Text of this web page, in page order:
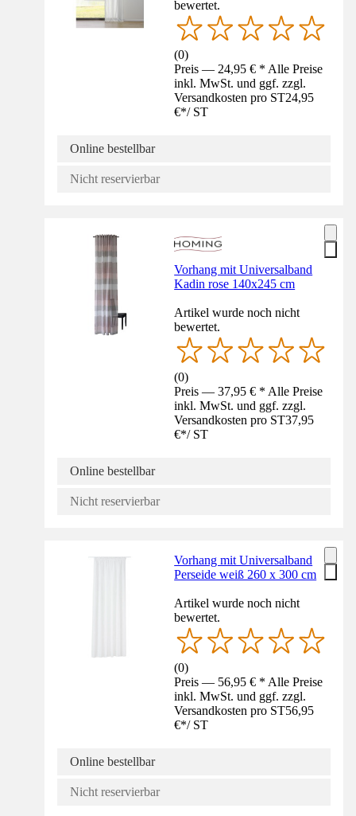
bewertet.
(0)
Preis — 24,95 € * Alle Preise
inkl. MwSt. und ggf. zzgl.
Versandkosten pro ST24,95
€*/ ST
Online bestellbar
Nicht reservierbar
Vorhang mit Universalband
Kadin rose 140x245 cm
Artikel wurde noch nicht
bewertet.
(0)
Preis — 37,95 € * Alle Preise
inkl. MwSt. und ggf. zzgl.
Versandkosten pro ST37,95
€*/ ST
Online bestellbar
Nicht reservierbar
Vorhang mit Universalband
Perseide weiß 260 x 300 cm
Artikel wurde noch nicht
bewertet.
(0)
Preis — 56,95 € * Alle Preise
inkl. MwSt. und ggf. zzgl.
Versandkosten pro ST56,95
€*/ ST
Online bestellbar
Nicht reservierbar